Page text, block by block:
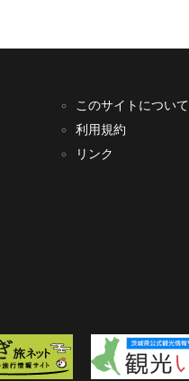
このサイトについて
利用規約
リンク